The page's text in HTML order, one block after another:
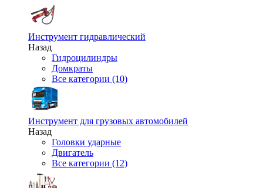
Инструмент гидравлический
Назад
Гидроцилиндры
Домкраты
Все категории (10)
Инструмент для грузовых автомобилей
Назад
Головки ударные
Двигатель
Все категории (12)